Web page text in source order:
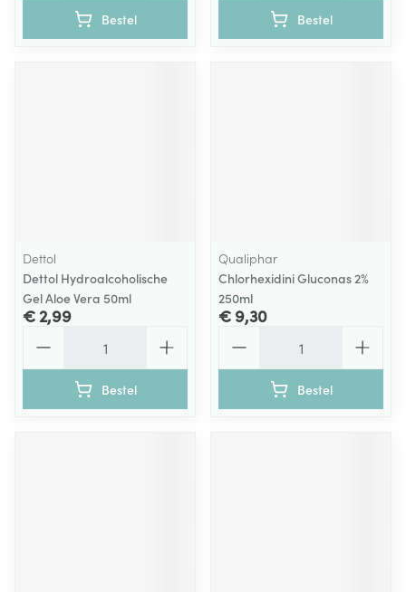
Bestel Bestel
Dettol
Dettol Hydroalcoholische
Gel Aloe Vera 50ml
€ 2,99
Bestel
Qualiphar
Chlorhexidini Gluconas 2%
250ml
€ 9,30
Bestel